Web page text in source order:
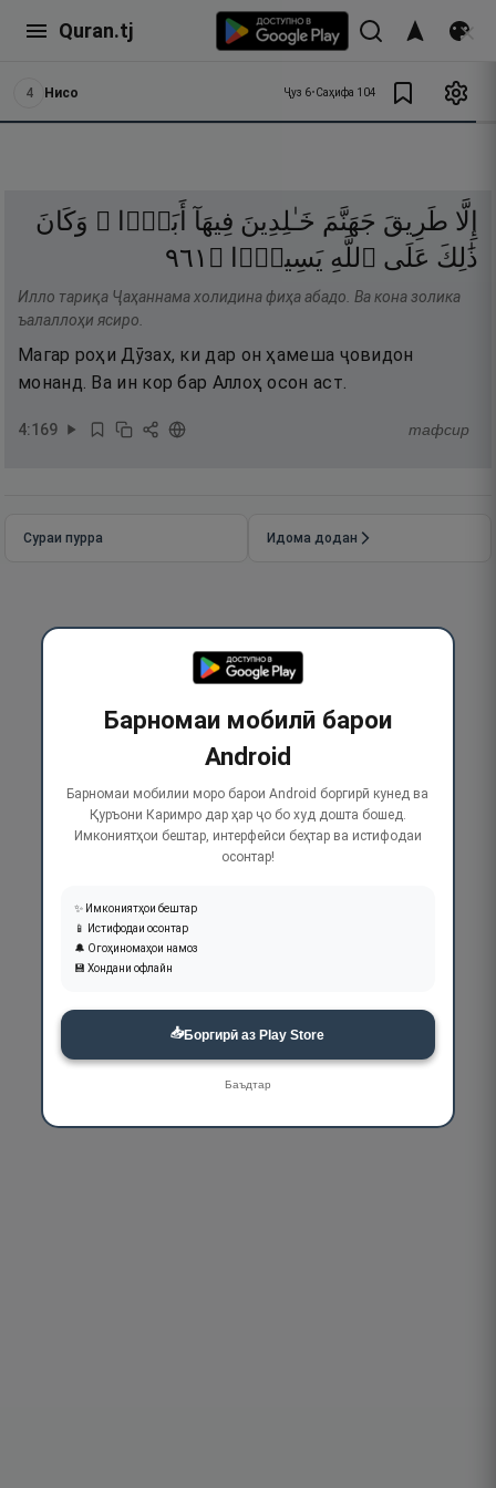
Quran.tj
4 Нисо Ҷуз 6•Саҳифа 104
إِلَّا طَرِيقَ جَهَنَّمَ خَـٰلِدِينَ فِيهَآ أَبَدًۭا ۚ وَكَانَ
ذَٰلِكَ عَلَى ٱللَّهِ يَسِيرًۭا ۝ ١٦٩
Илло тариқа Ҷаҳаннама холидина фиҳа абадо. Ва кона золика
ъалаллоҳи ясиро.
Магар роҳи Дӯзах, ки дар он ҳамеша ҷовидон
монанд. Ва ин кор бар Аллоҳ осон аст.
4:169 тафсир
Сураи пурра Идома додан
Барномаи мобилӣ барои
Android
Барномаи мобилии моро барои Android боргирӣ кунед ва
Қуръони Каримро дар ҳар ҷо бо худ дошта бошед.
Имкониятҳои бештар, интерфейси беҳтар ва истифодаи
осонтар!
✨ Имкониятҳои бештар
📱 Истифодаи осонтар
🔔 Огоҳиномаҳои намоз
💾 Хондани офлайн
📥Боргирӣ аз Play Store
Баъдтар